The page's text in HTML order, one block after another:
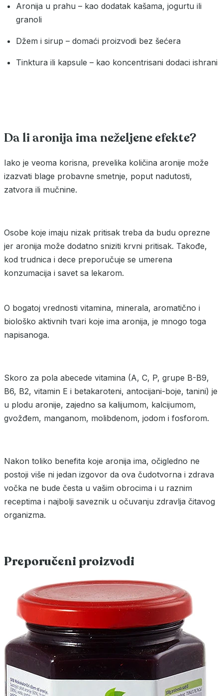
Aronija u prahu – kao dodatak kašama, jogurtu ili
granoli
Džem i sirup – domaći proizvodi bez šećera
Tinktura ili kapsule – kao koncentrisani dodaci ishrani
Da li aronija ima neželjene efekte?
Iako je veoma korisna, prevelika količina aronije može
izazvati blage probavne smetnje, poput nadutosti,
zatvora ili mučnine.
Osobe koje imaju nizak pritisak treba da budu oprezne
jer aronija može dodatno sniziti krvni pritisak. Takođe,
kod trudnica i dece preporučuje se umerena
konzumacija i savet sa lekarom.
O bogatoj vrednosti vitamina, minerala, aromatično i
biološko aktivnih tvari koje ima aronija, je mnogo toga
napisanoga.
Skoro za pola abecede vitamina (A, C, P, grupe B-B9,
B6, B2, vitamin E i betakaroteni, antocijani-boje, tanini) je
u plodu aronije, zajedno sa kalijumom, kalcijumom,
gvožđem, manganom, molibdenom, jodom i fosforom.
Nakon toliko benefita koje aronija ima, očigledno ne
postoji više ni jedan izgovor da ova čudotvorna i zdrava
vočka ne bude česta u vašim obrocima i u raznim
receptima i najbolji saveznik u očuvanju zdravlja čitavog
organizma.
Preporučeni proizvodi